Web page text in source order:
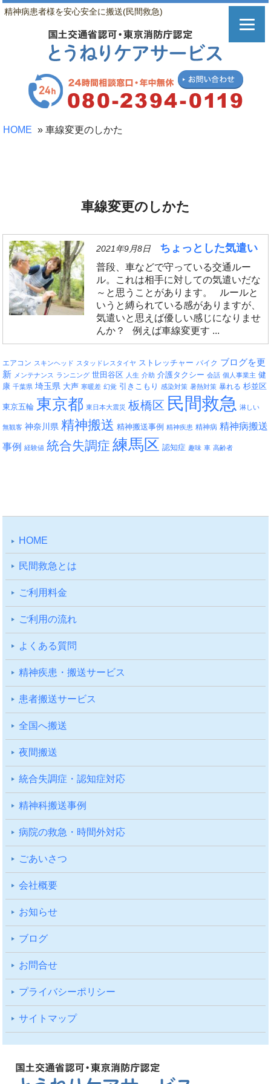
精神病患者様を安心安全に搬送(民間救急)
HOME » 車線変更のしかた
車線変更のしかた
2021年9月8日 ちょっとした気遣い
普段、車などで守っている交通ルー
ル。これは相手に対しての気遣いだな
～と思うことがあります。 ルールと
いうと縛られている感がありますが、
気遣いと思えば優しい感じになりませ
んか？ 例えば車線変更す ...
エアコン スキンヘッド スタッドレスタイヤ ストレッチャー バイク ブログを更
新 メンテナンス ランニング 世田谷区 人生 介助 介護タクシー 会話 個人事業主 健
康 千葉県 埼玉県 大声 寒暖差 幻覚 引きこもり 感染対策 暑熱対策 暴れる 杉並区
東京五輪 東京都 東日本大震災 板橋区 民間救急 淋しい
無観客 神奈川県 精神搬送 精神搬送事例 精神疾患 精神病 精神病搬送
事例
経験値 統合失調症 練馬区 認知症 趣味 車 高齢者
HOME
⺠間救急とは
ご利⽤料⾦
ご利⽤の流れ
よくある質問
精神疾患・搬送サービス
患者搬送サービス
全国へ搬送
夜間搬送
統合失調症・認知症対応
精神科搬送事例
病院の救急・時間外対応
ごあいさつ
会社概要
お知らせ
ブログ
お問合せ
プライバシーポリシー
サイトマップ